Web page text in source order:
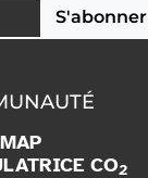
S'abonner
CO2